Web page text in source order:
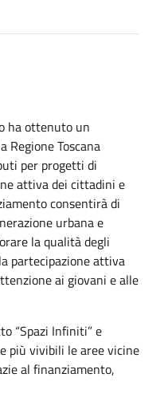
ha ottenuto un
Regione Toscana
per progetti di
attiva dei cittadini e
consentirà di
urbana e
la qualità degli
partecipazione attiva
ai giovani e alle
“Spazi Infiniti” e
più vivibili le aree vicine
al finanziamento,